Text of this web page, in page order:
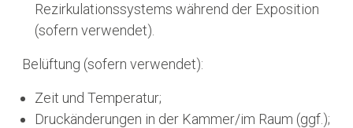
Rezirkulationssystems während der Exposition
(sofern verwendet).
Belüftung (sofern verwendet):
Zeit und Temperatur;
Druckänderungen in der Kammer/im Raum (ggf.);